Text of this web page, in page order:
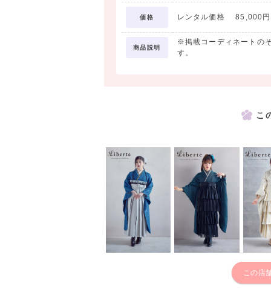
価格 レンタル価格 85,000円
商品説明
※掲載コーディネートの
す。
こ
この店